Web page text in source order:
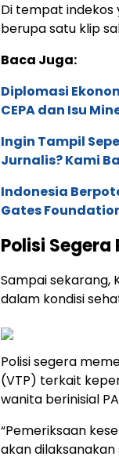
Di tempat
berupa satu klip
Baca Juga:
Diplomasi
CEPA dan Isu
Ingin Tampil
Jurnalis? Kami
Indonesia
Gates
Polisi
Sampai sekarang,
dalam kondisi
Polisi segera
(VTP) terkait
wanita berinisial
“Pemeriksaan
akan dilaksanakan